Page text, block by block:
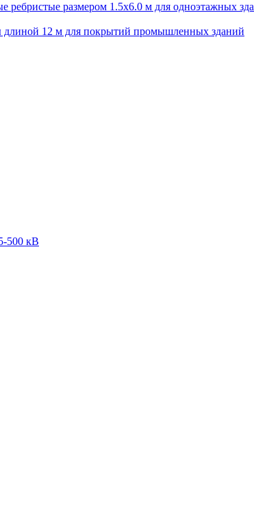
размером 1.5х6.0 м для одноэтажных
длиной 12 м для покрытий промышленных зданий
500 кВ